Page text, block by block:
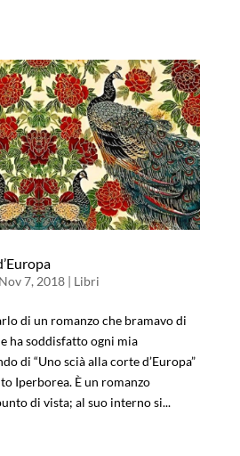
Nov 7, 2018| Libri
di un romanzo che bramavo di
ha soddisfatto ogni mia
di “Uno scià alla corte d’Europa”
Iperborea. È un romanzo
di vista; al suo interno si...